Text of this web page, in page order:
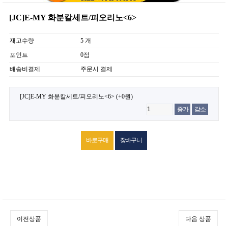
[JC]E-MY 화분칼세트/피오리노<6>
재고수량
5 개
포인트
0점
배송비결제
주문시 결제
[JC]E-MY 화분칼세트/피오리노<6> (+0원)
증가
감소
이전상품 다음 상품